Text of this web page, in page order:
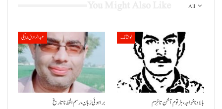
All
عبدالرازق ابابکی
براہوئی زبان ،رسم الخط نا تاریخ
نوشتانک
بالاد نا خواجہ، ہڑتوم آ خن تا خِزم